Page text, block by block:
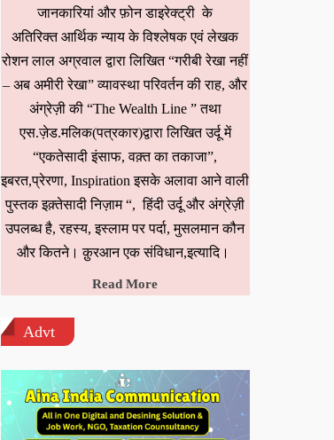
जानकारियां और फ़ोन डाइरेक्ट्री के
अतिरिक्त आर्थिक न्याय के विश्लेषक एवं लेखक
रोशन लाल अग्रवाल द्वारा लिखित “गरीबी रेखा नहीं
– अब अमीरी रेखा” व्यावस्था परिवर्तन की राह, और
अंग्रेज़ी की “The Wealth Line ” तथा
एस.ज़ेड.मलिक(पत्रकार)द्वारा लिखित उर्दू में
“एकतेसादी इंसाफ, वक़्त का तकाजा”,
इबरत,प्रेरणा, Inspiration इसके अलावा आने वाली
पुस्तक इक़्तेसादी निज़ाम “, हिंदी उर्दू और अंग्रेज़ी
उपलब्ध है, रहस्य, इस्लाम पर पर्दा, मुसलमान कौन
और कितने। क़ुरआन एक संविधान,इत्यादि।
Read More
Advt